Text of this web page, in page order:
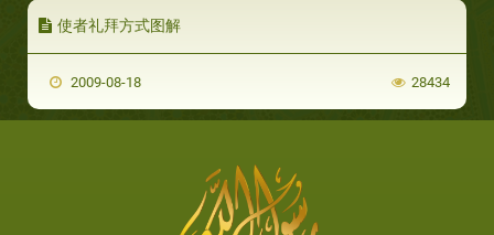
使者礼拜方式图解
2009-08-18 28434